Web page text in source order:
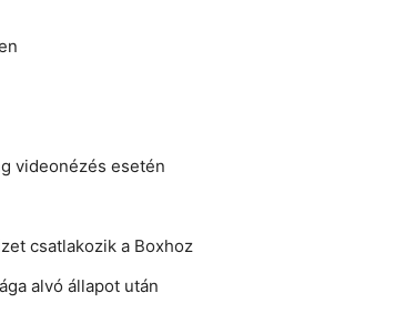
videonézés esetén
csatlakozik a Boxhoz
alvó állapot után